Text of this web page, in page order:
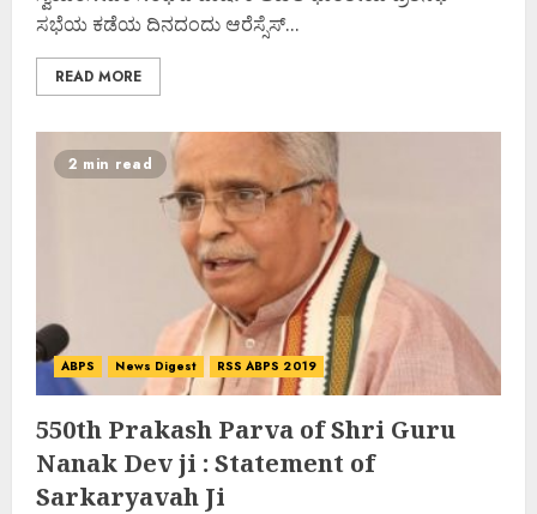
ಸಭೆಯ ಕಡೆಯ ದಿನದಂದು ಆರೆಸ್ಸೆಸ್...
READ MORE
2 min read
ABPS News Digest RSS ABPS 2019
550th Prakash Parva of Shri Guru
Nanak Dev ji : Statement of
Sarkaryavah Ji